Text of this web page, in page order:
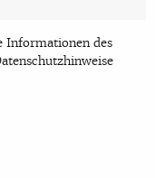
Informationen des